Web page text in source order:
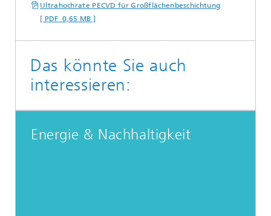
Ultrahochrate PECVD für Großflächenbeschichtung
[ PDF 0,65 MB ]
Das könnte Sie auch
interessieren:
Energie & Nachhaltigkeit